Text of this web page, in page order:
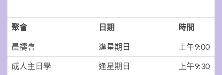
聚會 日期 時間
晨禱會 逢星期日 上午9:00
成人主日學 逢星期日 上午9:30